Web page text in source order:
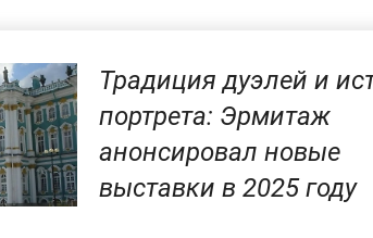
Традиция дуэлей и
портрета: Эрмитаж
анонсировал новые
выставки в 2025 году